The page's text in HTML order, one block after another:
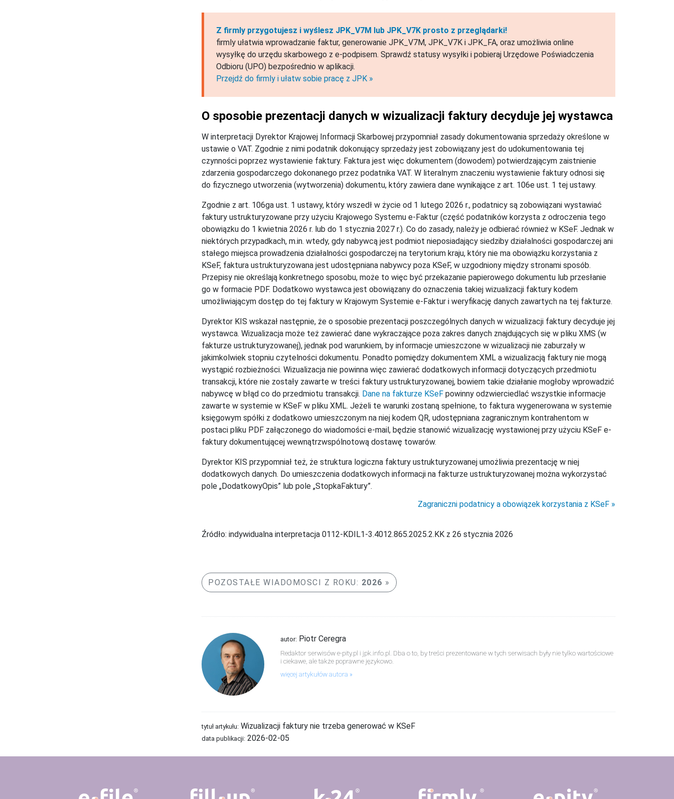
Z firmly przygotujesz i wyślesz JPK_V7M lub JPK_V7K prosto z przeglądarki!
firmly ułatwia wprowadzanie faktur, generowanie JPK_V7M, JPK_V7K i JPK_FA, oraz umożliwia online
wysyłkę do urzędu skarbowego z e-podpisem. Sprawdź statusy wysyłki i pobieraj Urzędowe Poświadczenia
Odbioru (UPO) bezpośrednio w aplikacji.
Przejdź do firmly i ułatw sobie pracę z JPK »
O sposobie prezentacji danych w wizualizacji faktury decyduje jej wystawca
W interpretacji Dyrektor Krajowej Informacji Skarbowej przypomniał zasady dokumentowania sprzedaży określone w
ustawie o VAT. Zgodnie z nimi podatnik dokonujący sprzedaży jest zobowiązany jest do udokumentowania tej
czynności poprzez wystawienie faktury. Faktura jest więc dokumentem (dowodem) potwierdzającym zaistnienie
zdarzenia gospodarczego dokonanego przez podatnika VAT. W literalnym znaczeniu wystawienie faktury odnosi się
do fizycznego utworzenia (wytworzenia) dokumentu, który zawiera dane wynikające z art. 106e ust. 1 tej ustawy.
Zgodnie z art. 106ga ust. 1 ustawy, który wszedł w życie od 1 lutego 2026 r., podatnicy są zobowiązani wystawiać
faktury ustrukturyzowane przy użyciu Krajowego Systemu e‑Faktur (część podatników korzysta z odroczenia tego
obowiązku do 1 kwietnia 2026 r. lub do 1 stycznia 2027 r.). Co do zasady, należy je odbierać również w KSeF. Jednak w
niektórych przypadkach, m.in. wtedy, gdy nabywcą jest podmiot nieposiadający siedziby działalności gospodarczej ani
stałego miejsca prowadzenia działalności gospodarczej na terytorium kraju, który nie ma obowiązku korzystania z
KSeF, faktura ustrukturyzowana jest udostępniana nabywcy poza KSeF, w uzgodniony między stronami sposób.
Przepisy nie określają konkretnego sposobu, może to więc być przekazanie papierowego dokumentu lub przesłanie
go w formacie PDF. Dodatkowo wystawca jest obowiązany do oznaczenia takiej wizualizacji faktury kodem
umożliwiającym dostęp do tej faktury w Krajowym Systemie e-Faktur i weryfikację danych zawartych na tej fakturze.
Dyrektor KIS wskazał następnie, że o sposobie prezentacji poszczególnych danych w wizualizacji faktury decyduje jej
wystawca. Wizualizacja może też zawierać dane wykraczające poza zakres danych znajdujących się w pliku XMS (w
fakturze ustrukturyzowanej), jednak pod warunkiem, by informacje umieszczone w wizualizacji nie zaburzały w
jakimkolwiek stopniu czytelności dokumentu. Ponadto pomiędzy dokumentem XML a wizualizacją faktury nie mogą
wystąpić rozbieżności. Wizualizacja nie powinna więc zawierać dodatkowych informacji dotyczących przedmiotu
transakcji, które nie zostały zawarte w treści faktury ustrukturyzowanej, bowiem takie działanie mogłoby wprowadzić
nabywcę w błąd co do przedmiotu transakcji. Dane na fakturze KSeF powinny odzwierciedlać wszystkie informacje
zawarte w systemie w KSeF w pliku XML. Jeżeli te warunki zostaną spełnione, to faktura wygenerowana w systemie
księgowym spółki z dodatkowo umieszczonym na niej kodem QR, udostępniana zagranicznym kontrahentom w
postaci pliku PDF załączonego do wiadomości e-mail, będzie stanowić wizualizację wystawionej przy użyciu KSeF e-
faktury dokumentującej wewnątrzwspólnotową dostawę towarów.
Dyrektor KIS przypomniał też, że struktura logiczna faktury ustrukturyzowanej umożliwia prezentację w niej
dodatkowych danych. Do umieszczenia dodatkowych informacji na fakturze ustrukturyzowanej można wykorzystać
pole „DodatkowyOpis” lub pole „StopkaFaktury”.
Zagraniczni podatnicy a obowiązek korzystania z KSeF
Źródło: indywidualna interpretacja 0112-KDIL1-3.4012.865.2025.2.KK z 26 stycznia 2026
POZOSTAŁE WIADOMOSCI Z ROKU: 2026
autor: Piotr Ceregra
Redaktor serwisów e-pity.pl i jpk.info.pl. Dba o to, by treści prezentowane w tych serwisach były nie tylko wartościowe
i ciekawe, ale także poprawne językowo.
więcej artykułów autora
tytuł artykułu: Wizualizacji faktury nie trzeba generować w KSeF
data publikacji: 2026-02-05